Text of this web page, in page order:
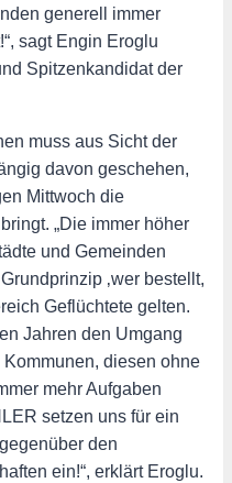
generell immer
sagt Engin Eroglu
Spitzenkandidat der
muss aus Sicht der
davon geschehen,
Mittwoch die
„Die immer höher
und Gemeinden
‚wer bestellt,
Geflüchtete gelten.
Jahren den Umgang
diesen ohne
mehr Aufgaben
setzen uns für ein
den
ein!“, erklärt Eroglu.